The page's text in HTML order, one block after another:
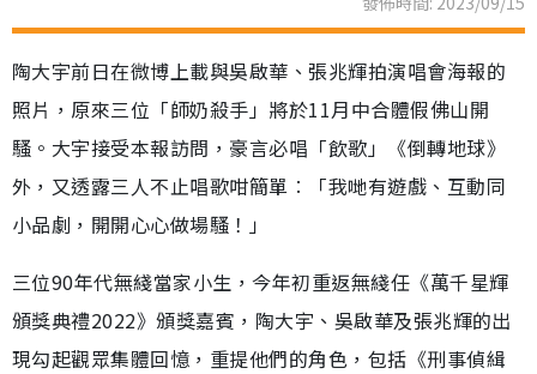
陶大宇前日在微博上載與吳啟華、張兆輝拍演唱會海報的
照片，原來三位「師奶殺手」將於11月中合體假佛山開
騷。大宇接受本報訪問，豪言必唱「飲歌」《倒轉地球》
外，又透露三人不止唱歌咁簡單︰「我哋有遊戲、互動同
小品劇，開開心心做場騷！」
三位90年代無綫當家小生，今年初重返無綫任《萬千星輝
頒獎典禮2022》頒獎嘉賓，陶大宇、吳啟華及張兆輝的出
現勾起觀眾集體回憶，重提他們的角色，包括《刑事偵緝